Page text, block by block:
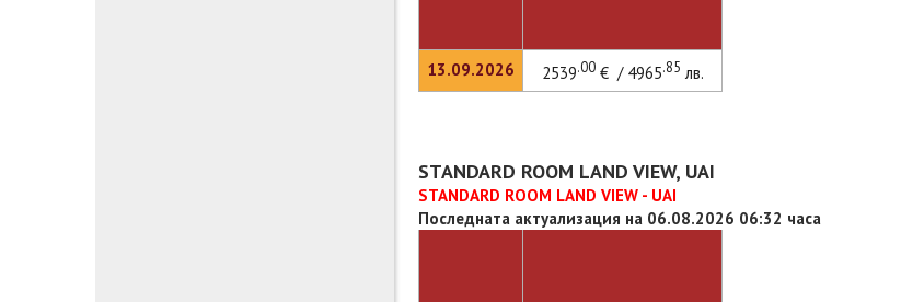
13.09.2026 2539.00€ / 4965.85 лв.
STANDARD ROOM LAND VIEW, UAI
STANDARD ROOM LAND VIEW - UAI
Последната актуализация на 06.08.2026 06:32 часа